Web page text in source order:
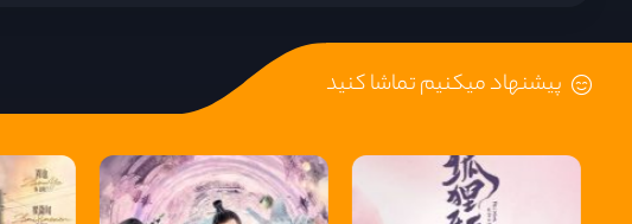
قسمت 10
قسمت 12
پیشنهاد میکنیم تماشا کنید